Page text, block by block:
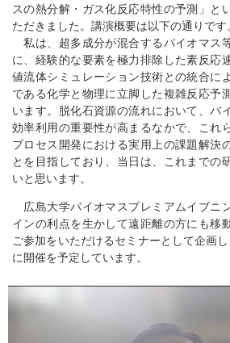
スの熱分解・ガス化反応特性の予測」と
ただきました。講演概要は以下の通りです
私は、超多成分が混合するバイオマス
に、経験的な要素を極力排除した素反応
値流体シミュレーション技術との統合に
である化学と物理に立脚した複雑反応予
います。脱化石資源の流れにおいて、バ
効率利用の重要性が高まるなかで、これ
プロセス開発における実用上の課題解決
とを目指しており、当日は、これまでの
いと思います。
広島大学バイオマスプレミアムイブニ
インの利点を生かして遠距離の方にも移
ご参加をいただけるセミナーとして企画
に開催を予定しています。